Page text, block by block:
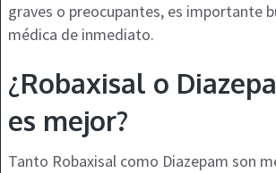
graves o preocupantes, es importante
médica de inmediato.
¿Robaxisal o
es mejor?
Tanto Robaxisal como Diazepam son